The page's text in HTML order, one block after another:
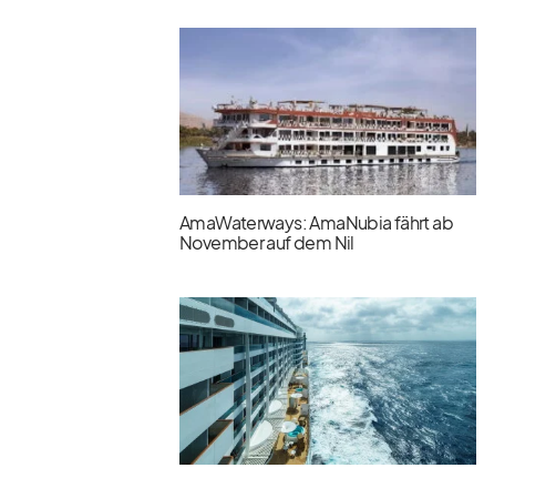
AmaWaterways: AmaNubia fährt ab
November auf dem Nil